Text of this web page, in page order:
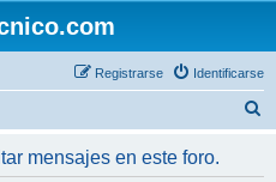
Identificarse
Registrarse
mensajes en este foro.